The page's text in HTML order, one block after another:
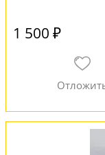
1 500 ₽